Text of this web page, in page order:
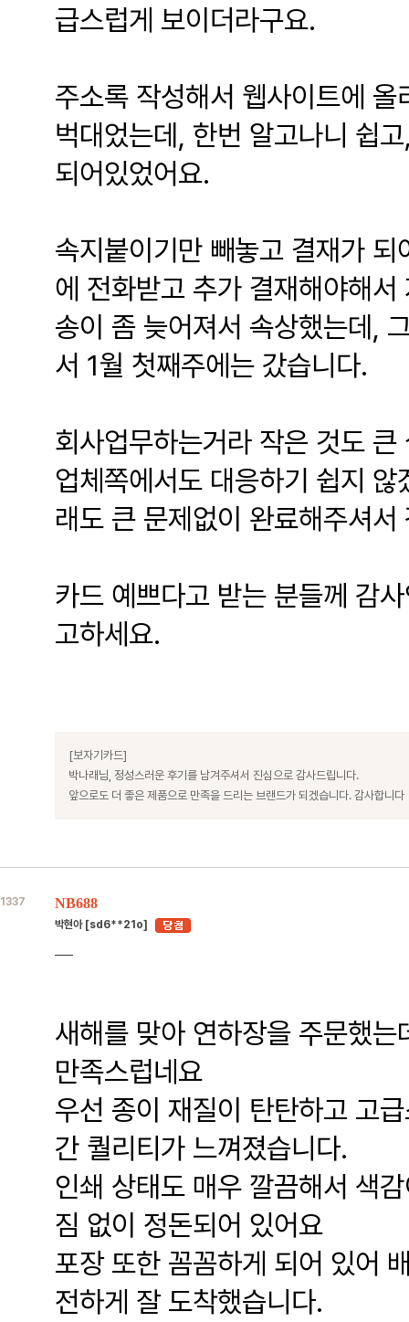
급스럽게 보이더라구요.
주소록 작성해서 웹사이트에 올
벅대었는데, 한번 알고나니 쉽
되어있었어요.
속지붙이기만 빼놓고 결재가
에 전화받고 추가 결재해야해
송이 좀 늦어져서 속상했는데,
서 1월 첫째주에는 갔습니다.
회사업무하는거라 작은 것도
업체쪽에서도 대응하기 쉽지
래도 큰 문제없이 완료해주셔서
카드 예쁘다고 받는 분들께 감
고하세요.
[보자기카드]
박나래님, 정성스러운 후기를 남겨주셔서 진심으로 감사드립니다.
앞으로도 더 좋은 제품으로 만족을 드리는 브랜드가 되겠습니다. 감사합니다
1337 NB688
박현아 [sd6**21o]
새해를 맞아 연하장을 주문했
만족스럽네요
우선 종이 재질이 탄탄하고 고
간 퀄리티가 느껴졌습니다.
인쇄 상태도 매우 깔끔해서 색
짐 없이 정돈되어 있어요
포장 또한 꼼꼼하게 되어 있어
전하게 잘 도착했습니다.